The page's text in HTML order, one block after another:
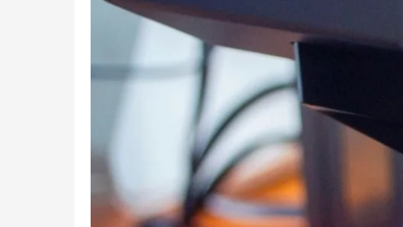
Produk